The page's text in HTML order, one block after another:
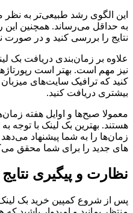
این الگوی رشد طبیعی‌تر به
به حداقل می‌رساند. همچنین این
نتایج را بررسی کنید و در صورت
علاوه بر زمان‌بندی دریافت بک
نیز مهم است. بهتر است
کنید که ترافیک سایت‌های میزبان
بیشتری دریافت کنید.
معمولا صبح‌ها و اوایل هفته
هستند. بهترین بک لینک با توجه
زمان‌ها را به شما پیشنهاد
های جدید را برای شما محقق
نظارت و پیگیری
پس از شروع کمپین خرید بک لینک